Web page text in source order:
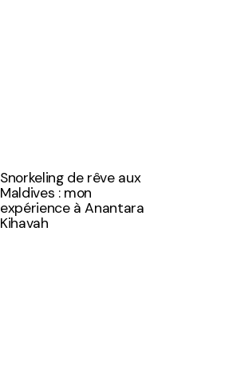
Snorkeling de rêve aux
Maldives : mon
expérience à Anantara
Kihavah